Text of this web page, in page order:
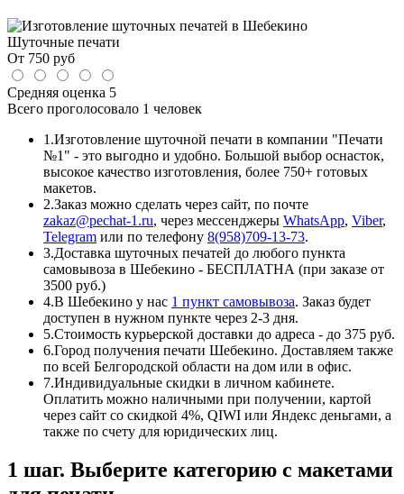
Шуточные печати
От 750 руб
Средняя оценка 5
Всего проголосовало 1 человек
1.Изготовление шуточной печати в компании "Печати
№1" - это выгодно и удобно. Большой выбор оснасток,
высокое качество изготовления, более 750+ готовых
макетов.
2.Заказ можно сделать через сайт, по почте
zakaz@pechat-1.ru, через мессенджеры WhatsApp, Viber,
Telegram или по телефону 8(958)709-13-73.
3.Доставка шуточных печатей до любого пункта
самовывоза в Шебекино - БЕСПЛАТНА (при заказе от
3500 руб.)
4.В Шебекино у нас 1 пункт самовывоза. Заказ будет
доступен в нужном пункте через 2-3 дня.
5.Стоимость курьерской доставки до адреса - до 375 руб.
6.Город получения печати Шебекино. Доставляем также
по всей Белгородской области на дом или в офис.
7.Индивидуальные скидки в личном кабинете.
Оплатить можно наличными при получении, картой
через сайт со скидкой 4%, QIWI или Яндекс деньгами, а
также по счету для юридических лиц.
1 шаг. Выберите категорию с макетами